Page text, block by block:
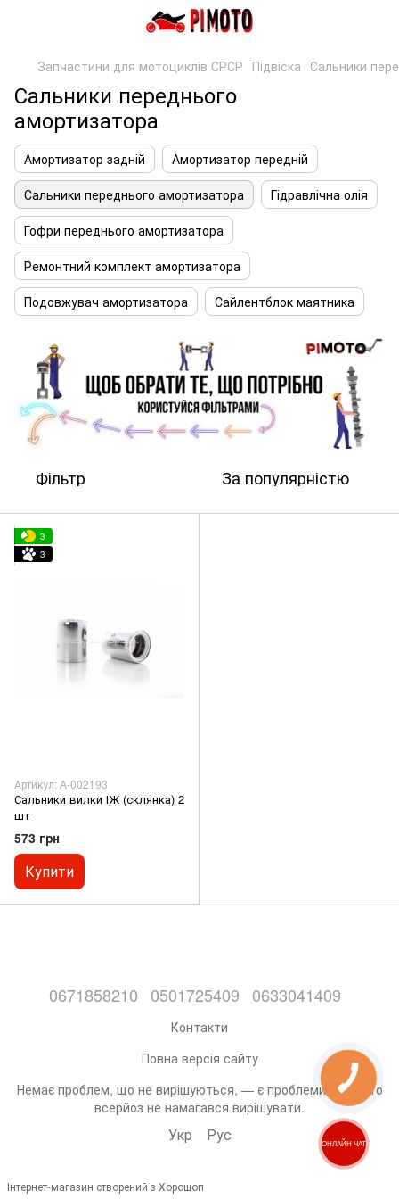
Запчастини для мотоциклів СРСР Підвіска Сальники
Сальники переднього
амортизатора
Амортизатор задній
Амортизатор передній
Сальники переднього амортизатора
Гідравлічна олія
Гофри переднього амортизатора
Ремонтний комплект амортизатора
Подовжувач амортизатора
Сайлентблок маятника
Фільтр За популярністю
3
3
Артикул: A-002193
Сальники вилки ІЖ (склянка) 2
шт
573 грн
Купити
0671858210 0501725409 0633041409
Контакти
Повна версія сайту
Немає проблем, що не вирішуються, — є проблеми, які ніхто
всерйоз не намагався вирішувати.
Укр Рус
Інтернет-магазин створений з Хорошоп
ОНЛАЙН ЧАТ